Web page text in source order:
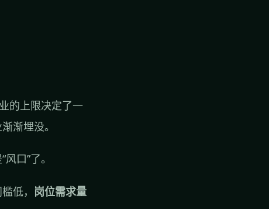
的上限决定了一
渐埋没。
口”了。
低， 岗位需求量